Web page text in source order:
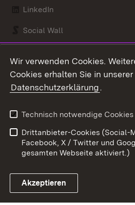
LinkedIn
Social Wall
Link zum Landesportal
Kontakt
Impressum
Wir verwenden Cookies.
Cookies erhalten Sie in unserer
Datenschutzerklärung.
Technisch notwendige Cookies
Drittanbieter-Cookies (Social-
Facebook, X / Twitter und
gesamten Webseite aktiviert.)
Akzeptieren